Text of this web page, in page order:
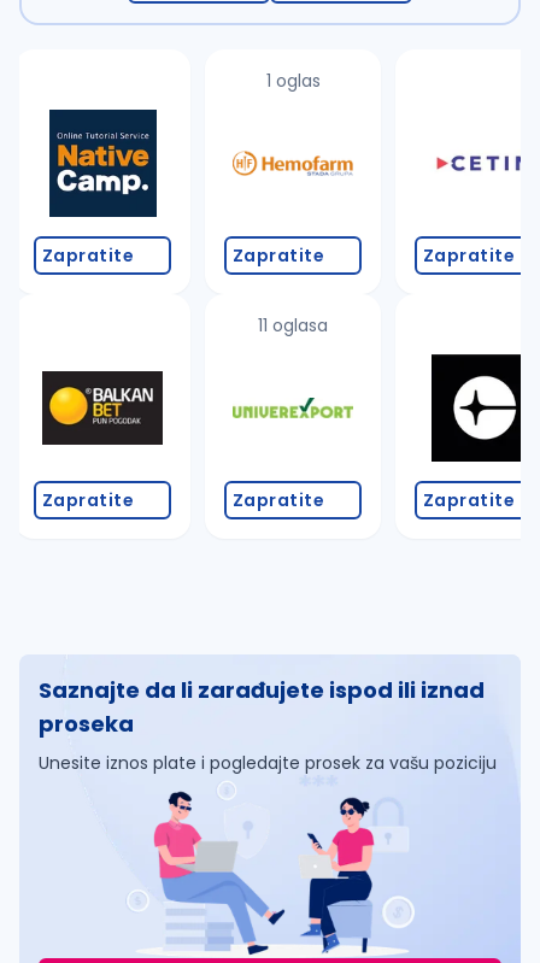
Zapratite
Zapratite
1 oglas
Zapratite
11 oglasa
Zapratite
Zapratite
Zapratite
Saznajte da li zarađujete ispod ili iznad
proseka
Unesite iznos plate i pogledajte prosek za vašu poziciju